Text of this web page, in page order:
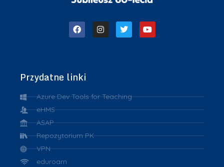
Przydatne linki
Azure Dev Tools for Teaching
eHMS
ASAP
Repozytorium PK
VPN
eduroam